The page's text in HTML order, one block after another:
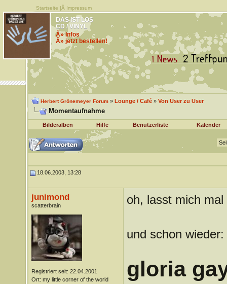
Startseite |Â Impressum
DAS IST LOS
CD / VINYL
Â» Infos
Â» jetzt bestellen!
Herbert Grönemeyer Forum» Lounge / Café» Von User zu User
Momentaufnahme
Bilderalben Hilfe Benutzerliste Kalender
18.06.2003, 13:28
junimond
scatterbrain
Registriert seit: 22.04.2001
Ort: my little corner of the world
oh, lasst mich
und schon wieder:
gloria